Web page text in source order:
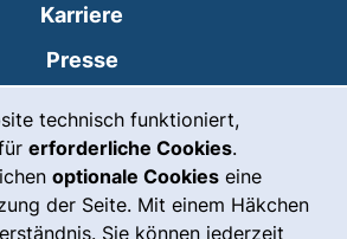
technisch funktioniert,
erforderliche Cookies.
optionale Cookies eine
der Seite. Mit einem Häkchen
Sie können jederzeit
Karriere
Presse
Sprache